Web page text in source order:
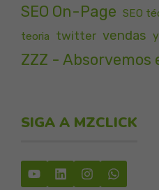
SEO On-Page SEO
teoria twitter vendas
ZZZ -
SIGA A MZCLICK